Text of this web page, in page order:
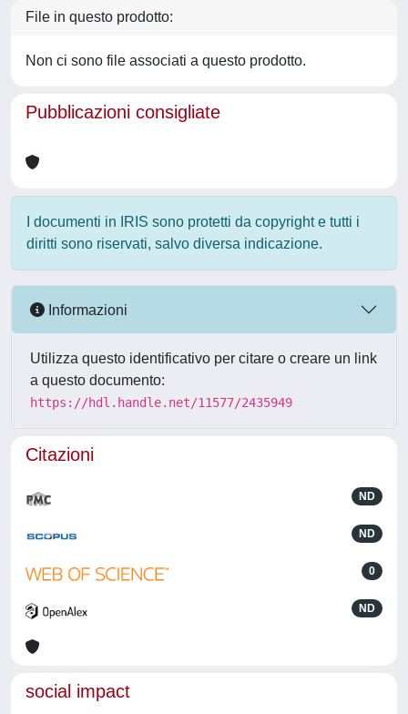
File in questo prodotto:
Non ci sono file associati a questo prodotto.
Pubblicazioni consigliate
I documenti in IRIS sono protetti da copyright e tutti i
diritti sono riservati, salvo diversa indicazione.
Informazioni
Utilizza questo identificativo per citare o creare un link
a questo documento:
https://hdl.handle.net/11577/2435949
Citazioni
ND
ND
0
ND
social impact